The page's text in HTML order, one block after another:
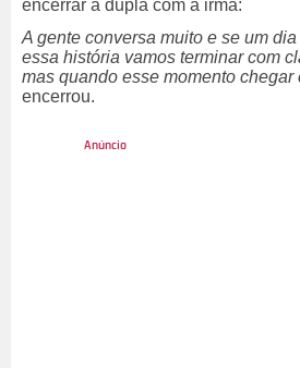
encerrar a dupla com a irmã:
A gente conversa muito e se um
essa história vamos terminar com
mas quando esse momento chegar
encerrou.